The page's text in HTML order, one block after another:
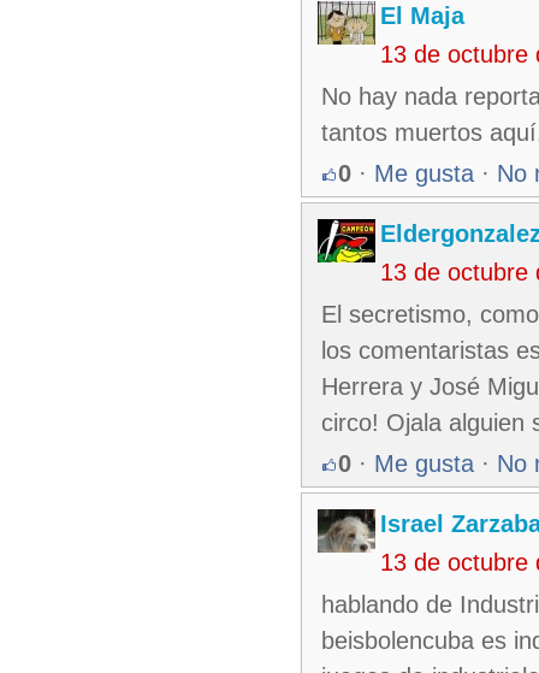
El Maja
13 de octubre
No hay nada
tantos muertos
0 · Me gusta · No
13 de octubre
El secretismo,
los comentaristas
Herrera y José
circo! Ojala alguien
0 · Me gusta · No
Israel
13 de octubre
hablando de
beisbolencuba es